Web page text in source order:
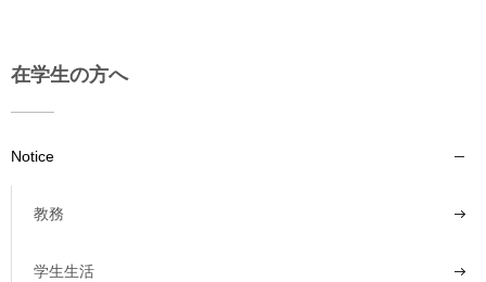
在学生の方へ
Notice
教務
学生生活